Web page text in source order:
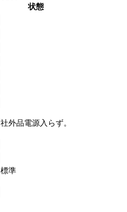
状態
社外品電源入らず。
標準